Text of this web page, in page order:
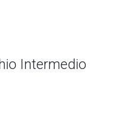
Intermedio